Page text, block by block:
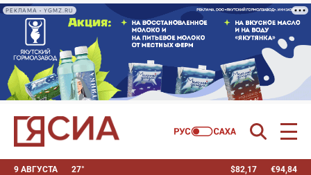
РЕКЛАМА • YGMZ.RU
9 АВГУСТА 27° $82,17 €94,84